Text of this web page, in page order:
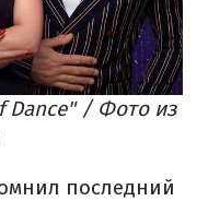
Dance" / Фото из
последний